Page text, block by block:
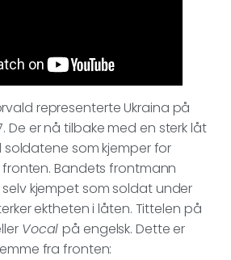
representerte Ukraina på
De er nå tilbake med en sterk låt
soldatene som kjemper for
Bandets frontmann
kjempet som soldat under
ektheten i låten. Tittelen på
Vocalpå engelsk. Dette er
fra fronten: